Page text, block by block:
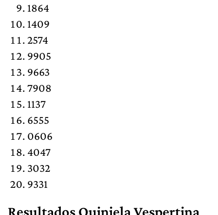
1864
1409
2574
9905
9663
7908
1137
6555
0606
4047
3032
9331
Resultados Quiniela Vespertina